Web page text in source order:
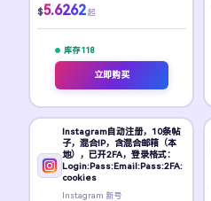
$5.6262 起
库存 118
立即购买
Instagram自动注册，10条帖
子，混合IP，含混合邮箱（本
地），已开2FA，登录格式：
Login:Pass:Email:Pass:2FA:
cookies
Instagram 新号